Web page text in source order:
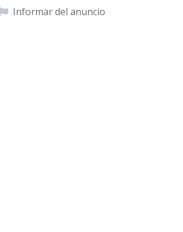
Informar del anuncio